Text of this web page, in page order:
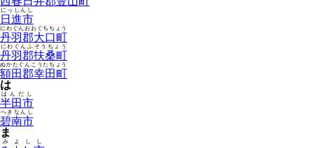
日進市
にっしんし
丹羽郡大口町
にわぐんおおぐちちょう
丹羽郡扶桑町
にわぐんふそうちょう
額田郡幸田町
ぬかたぐんこうたちょう
は
半田市
はんだし
碧南市
へきなんし
ま
みよしし